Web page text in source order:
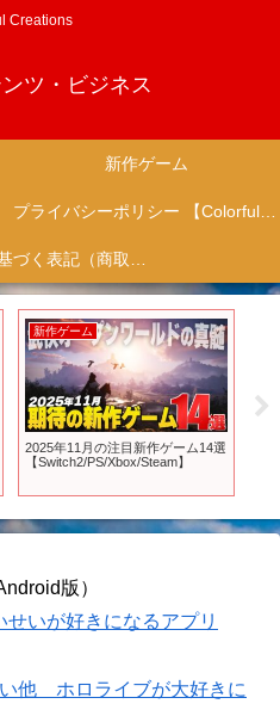
Creations
ツ・ビジネス
新作ゲーム
プライバシーポリシー 【Colorful Creation】
特定商取引法に基づく表記（商取引に関する開示）
新作ゲーム
2025年11月の注目新作ゲーム14選
【Switch2/PS/Xbox/Steam】
版）
いが好きになるアプリ
他 ホロライブが大好きに